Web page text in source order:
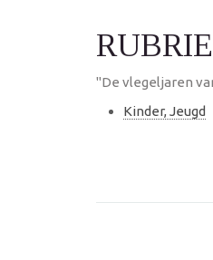
"De vlegeljaren
Kinder, Jeugd